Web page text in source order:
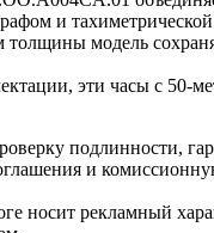
и
модель
эти часы с 50-
подлинности,
и
носит рекламный